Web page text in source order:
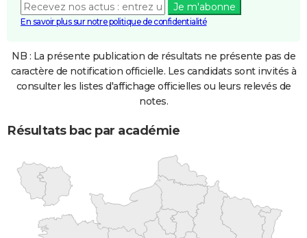
Je m'abonne
En savoir plus sur notre politique de confidentialité
NB : La présente publication de résultats ne présente pas de
caractère de notification officielle. Les candidats sont invités à
consulter les listes d'affichage officielles ou leurs relevés de
notes.
Résultats bac par académie